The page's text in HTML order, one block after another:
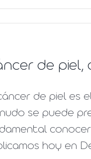
de piel,
de piel es
se puede
hoy en